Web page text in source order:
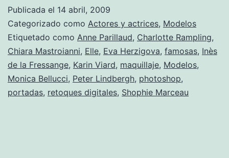
y
sin
Photoshop.
Publicada el 14 abril, 2009
Categorizado como Actores y actrices, Modelos
Etiquetado como Anne Parillaud, Charlotte Rampling,
Chiara Mastroianni, Elle, Eva Herzigova, famosas, Inès
de la Fressange, Karin Viard, maquillaje, Modelos,
Monica Bellucci, Peter Lindbergh, photoshop,
portadas, retoques digitales, Shophie Marceau